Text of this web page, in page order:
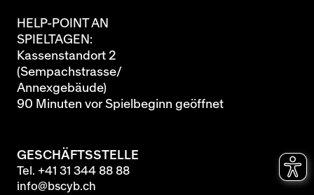
HELP-POINT AN
SPIELTAGEN:
Kassenstandort 2
(Sempachstrasse/
Annexgebäude)
90 Minuten vor Spielbeginn geöffnet
GESCHÄFTSSTELLE
Tel. +41 31 344 88 88
info@bscyb.ch